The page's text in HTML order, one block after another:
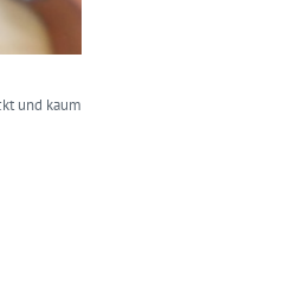
und kaum